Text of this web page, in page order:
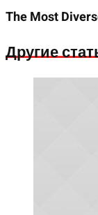
The Most
Другие